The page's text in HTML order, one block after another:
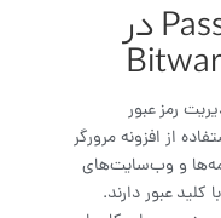
بررسی قابلیت Passkeys در
رمز عبور
از افزونه مرورگر
و وب‌سایت‌های
عبور دارند.